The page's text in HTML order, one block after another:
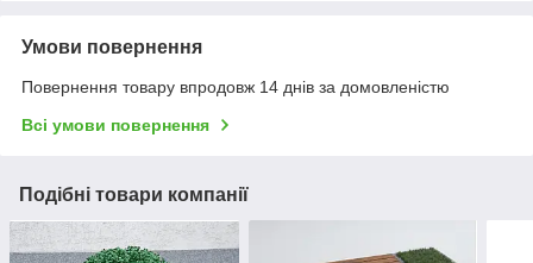
Умови повернення
Повернення товару впродовж 14 днів за домовленістю
Всі умови повернення
Подібні товари компанії